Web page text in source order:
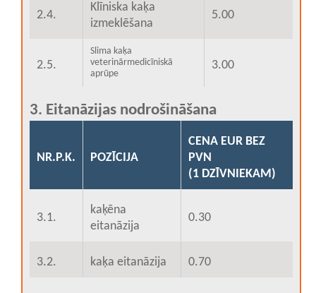
2.4.
Klīniska kaķa
izmeklēšana
5.00
2.5.
Slima kaķa
veterinārmedicīniskā
aprūpe
3.00
3. Eitanāzijas nodrošināšana
NR.P.K. POZĪCIJA
CENA EUR BEZ
PVN
(1 DZĪVNIEKAM)
3.1.
kaķēna
eitanāzija
0.30
3.2. kaķa eitanāzija 0.70